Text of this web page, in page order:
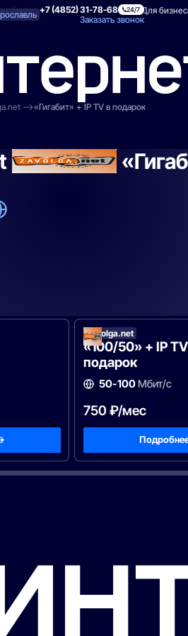
+7 (4852) 31-78-68 24/7
Заказать звонок
Для квартиры Для
«Гигабит» + IP TV в подарок
Zavolga.net
«100/50» + IP
подарок
50-100 Мбит/с
750 ₽/мес